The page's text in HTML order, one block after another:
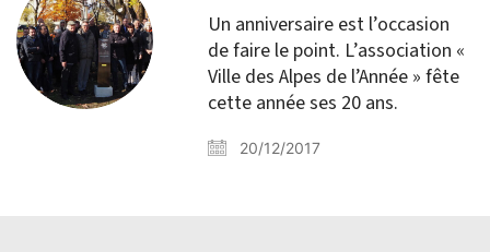
Un anniversaire est l’occasion
de faire le point. L’association «
Ville des Alpes de l’Année » fête
cette année ses 20 ans.
20/12/2017